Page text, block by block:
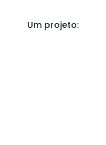
Um projeto: